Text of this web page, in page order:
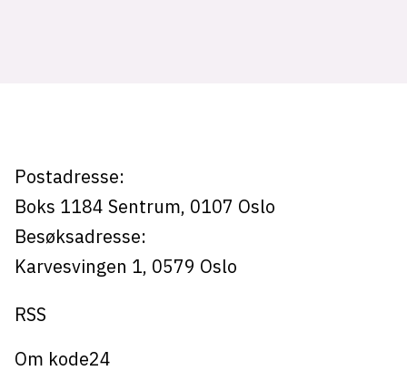
kode24-klubben
LinkedIn
Bluesky
Facebook
annonsepriser
annonseguide
Postadresse:
Boks 1184 Sentrum, 0107 Oslo
Besøksadresse:
Karvesvingen 1, 0579 Oslo
RSS
Om kode24